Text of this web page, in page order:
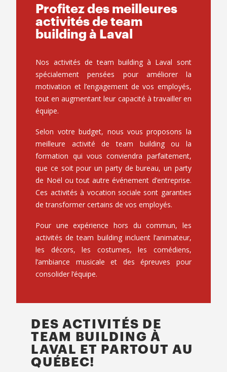
Profitez des meilleures
activités de team
building à Laval
Nos activités de team building à Laval sont
spécialement pensées pour améliorer la
motivation et l’engagement de vos employés,
tout en augmentant leur capacité à travailler en
équipe.
Selon votre budget, nous vous proposons la
meilleure activité deteam buildingou la
formation qui vous conviendra parfaitement,
que ce soit pour un party de bureau, un party
de Noël ou tout autre événement d’entreprise.
Ces activités à vocation sociale sont garanties
de transformer certains de vos employés.
Pour une expérience hors du commun, les
activités de team building incluent l’animateur,
les décors, les costumes, les comédiens,
l’ambiance musicale et des épreuves pour
consolider l’équipe.
DES ACTIVITÉS DE
TEAM BUILDING À
LAVAL ET PARTOUT AU
QUÉBEC!